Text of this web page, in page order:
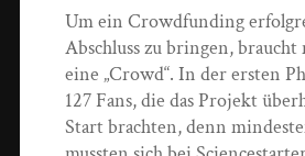
Um ein Crowdfunding
Abschluss zu bringen,
eine „Crowd“. In der ersten
127 Fans, die das Projekt
Start brachten, denn